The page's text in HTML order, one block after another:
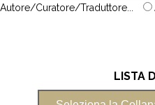
Autore/Curatore/Traduttore...
LISTA